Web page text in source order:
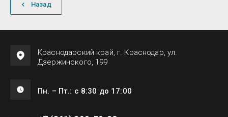
Назад
Краснодарский край, г. Краснодар, ул.
Дзержинского, 199
Пн. – Пт.: с 8:30 до 17:00